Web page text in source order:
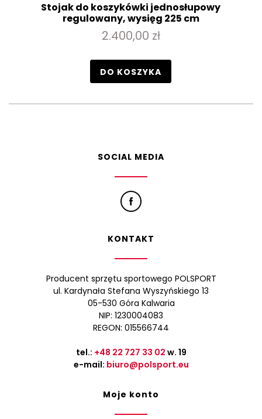
Stojak do koszykówki jednosłupowy
regulowany, wysięg 225 cm
2.400,00 zł
DO KOSZYKA
SOCIAL MEDIA
KONTAKT
Producent sprzętu sportowego POLSPORT
ul. Kardynała Stefana Wyszyńskiego 13
05-530 Góra Kalwaria
NIP: 1230004083
REGON: 015566744
tel.: +48 22 727 33 02 w. 19
e-mail: biuro@polsport.eu
Moje konto